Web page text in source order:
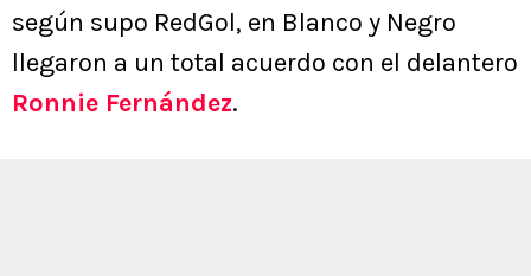
según supo RedGol, en Blanco y Negro
llegaron a un total acuerdo con el delantero
Ronnie Fernández.